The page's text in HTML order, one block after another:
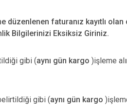
faturanız kayıtlı
Bilgilerinizi Eksiksiz Giriniz.
gibi (aynı gün kargo )işleme
gibi (aynı gün kargo